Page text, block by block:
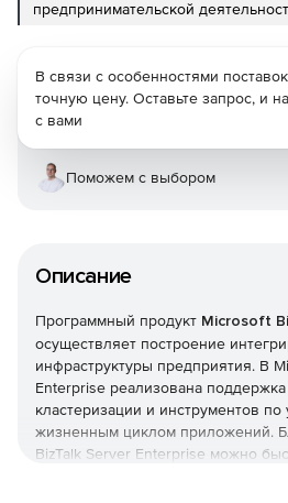
предпринимательской
Описание
Программный продукт Microsoft
осуществляет построение
инфраструктуры предприятия. В
Enterprise реализована
кластеризации и инструментов
жизненным циклом приложений.
BizTalk Server Enterprise можно
В связи с особенностями
точную цену. Оставьте запрос, и
с вами
Поможем с выбором